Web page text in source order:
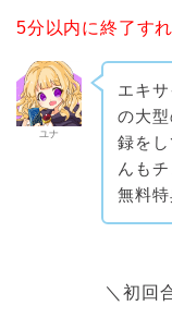
5分以内に終了す
ユナ
エキ
の大
録を
んも
無料特
＼初回